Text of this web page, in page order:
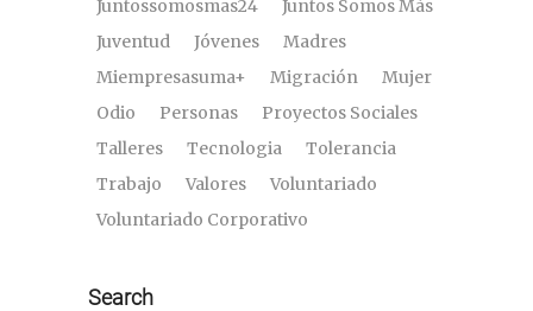
Juntossomosmas24
Juntos Somos Más
Juventud
Jóvenes
Madres
Miempresasuma+
Migración
Mujer
Odio
Personas
Proyectos Sociales
Talleres
Tecnologia
Tolerancia
Trabajo
Valores
Voluntariado
Voluntariado Corporativo
Search